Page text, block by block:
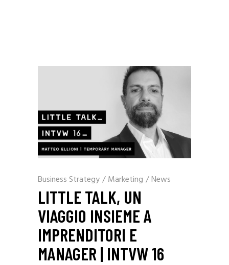
Business Strategy/ Marketing /News
LITTLE TALK, UN
VIAGGIO INSIEME A
IMPRENDITORI E
MANAGER | INTVW 16